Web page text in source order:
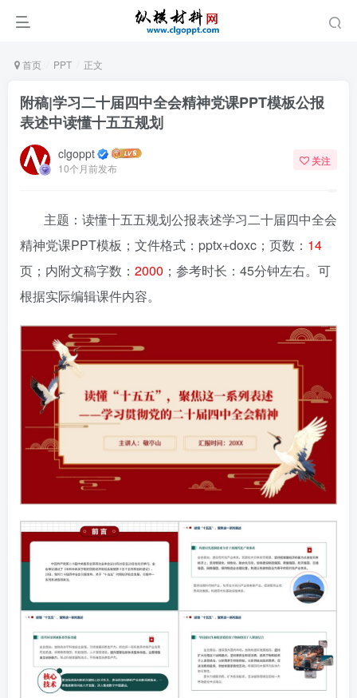
首页 PPT 正文
附稿|学习二十届四中全会精神党课PPT模板公报
表述中读懂十五五规划
clgoppt
10个月前发布
关注
主题：读懂十五五规划公报表述学习二十届四中全会
精神党课PPT模板 ；文件格式：pptx+doxc；页数： 14
页；内附文稿字数： 2000 ；参考时长：45分钟左右。可
根据实际编辑课件内容。